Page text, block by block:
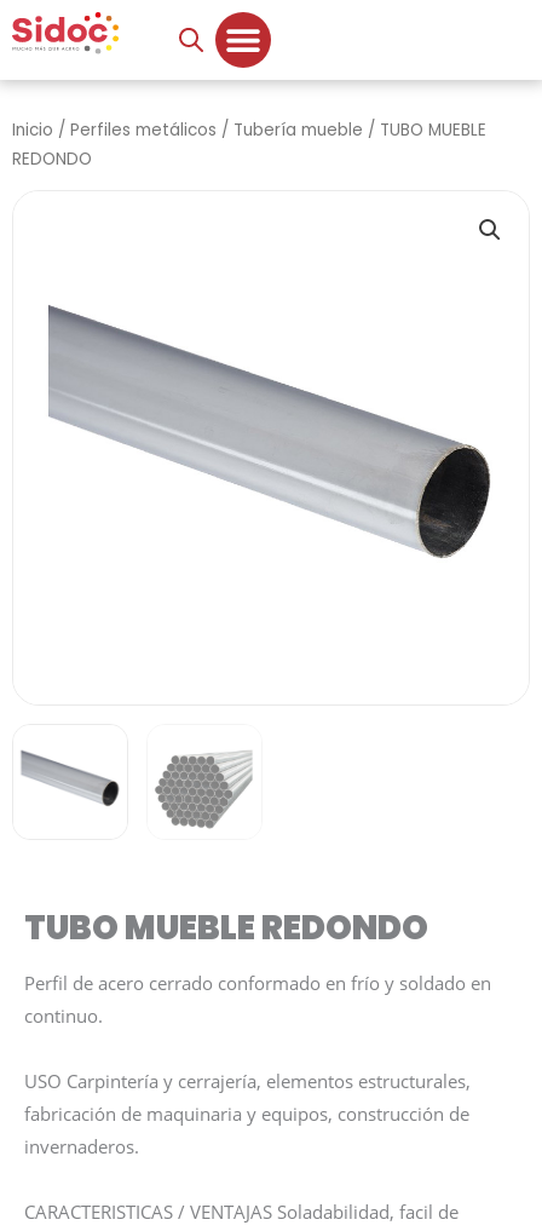
al
contenido
Inicio / Perfiles metálicos / Tubería mueble / TUBO MUEBLE
REDONDO
TUBO MUEBLE REDONDO
Perfil de acero cerrado conformado en frío y soldado en
continuo.
USO Carpintería y cerrajería, elementos estructurales,
fabricación de maquinaria y equipos, construcción de
invernaderos.
CARACTERISTICAS / VENTAJAS Soladabilidad, facil de